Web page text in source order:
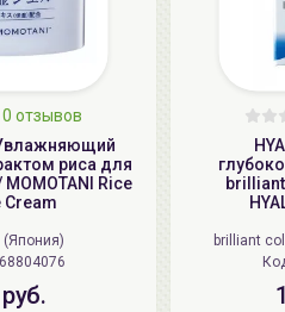
0 отзывов
риса для
Rice
Cream
(Япония)
brilliant